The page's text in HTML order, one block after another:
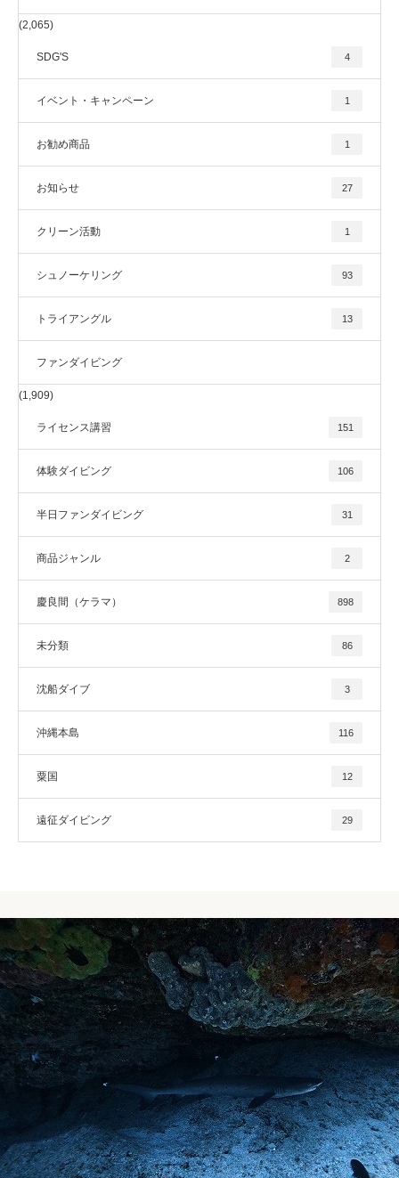
(2,065)
SDG'S 4
イベント・キャンペーン 1
お勧め商品 1
お知らせ 27
クリーン活動 1
シュノーケリング 93
トライアングル 13
ファンダイビング
(1,909)
ライセンス講習 151
体験ダイビング 106
半日ファンダイビング 31
商品ジャンル 2
慶良間（ケラマ） 898
未分類 86
沈船ダイブ 3
沖縄本島 116
粟国 12
遠征ダイビング 29